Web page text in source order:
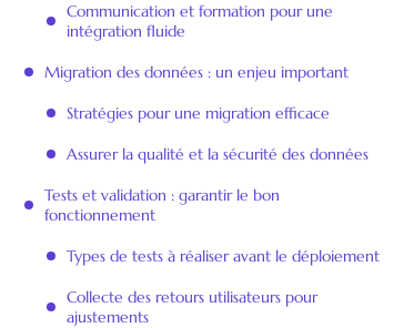
Communication et formation pour une
intégration fluide
Migration des données : un enjeu important
Stratégies pour une migration efficace
Assurer la qualité et la sécurité des données
Tests et validation : garantir le bon
fonctionnement
Types de tests à réaliser avant le déploiement
Collecte des retours utilisateurs pour
ajustements